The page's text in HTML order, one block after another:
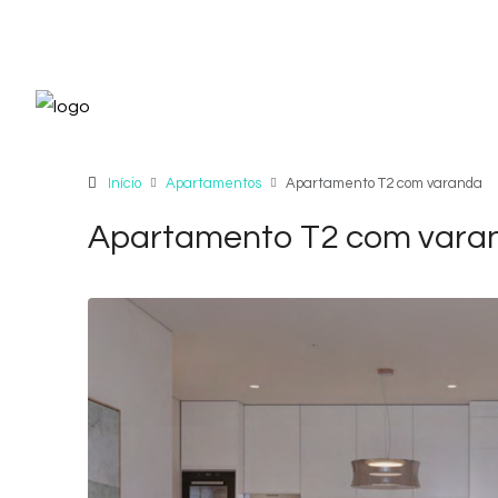
Início Apartamentos Apartamento T2 com varanda
Apartamento T2 com